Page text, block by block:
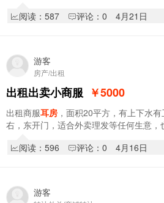
阅读：587
评论：0 4月21日
游客
房产/出租
出租出卖小商服 ￥5000
出租商服耳房 ，面积20平方，有上下水
右，东开门，适合外卖理发等任何生意，
阅读：596
评论：0 4月16日
游客